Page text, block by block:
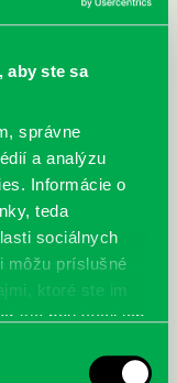
aby ste sa
správne
a analýzu
Informácie o
teda
sociálnych
môžu príslušné
ktoré ste im
ste používali ich
2014
prihláška.doc
knižnice v
e-mailom.
2014.
na